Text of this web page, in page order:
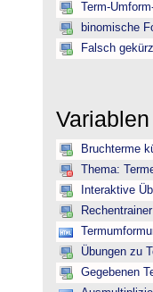
Term-
binomische
Falsch
Bruchterme
Thema:
Interaktive
Übungen zu
Gegebenen